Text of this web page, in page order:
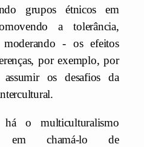
grupos étnicos em
a tolerância,
- os efeitos
por exemplo, por
os desafios da
o multiculturalismo
em chamá-lo de